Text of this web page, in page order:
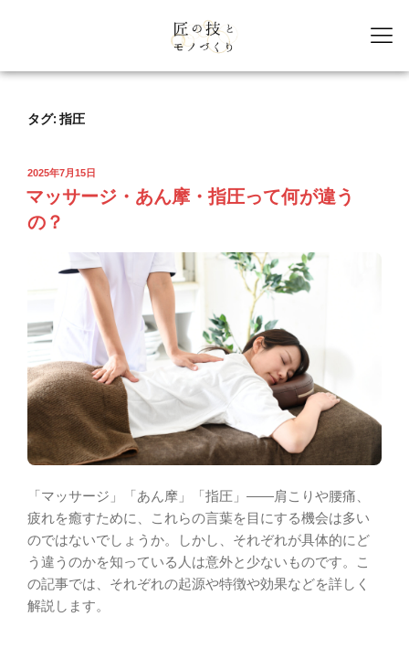
タグ: 指圧
2025年7月15日
マッサージ・あん摩・指圧って何が違う
の？
「マッサージ」「あん摩」「指圧」――肩こりや腰痛、
疲れを癒すために、これらの言葉を目にする機会は多い
のではないでしょうか。しかし、それぞれが具体的にど
う違うのかを知っている人は意外と少ないものです。こ
の記事では、それぞれの起源や特徴や効果などを詳しく
解説します。